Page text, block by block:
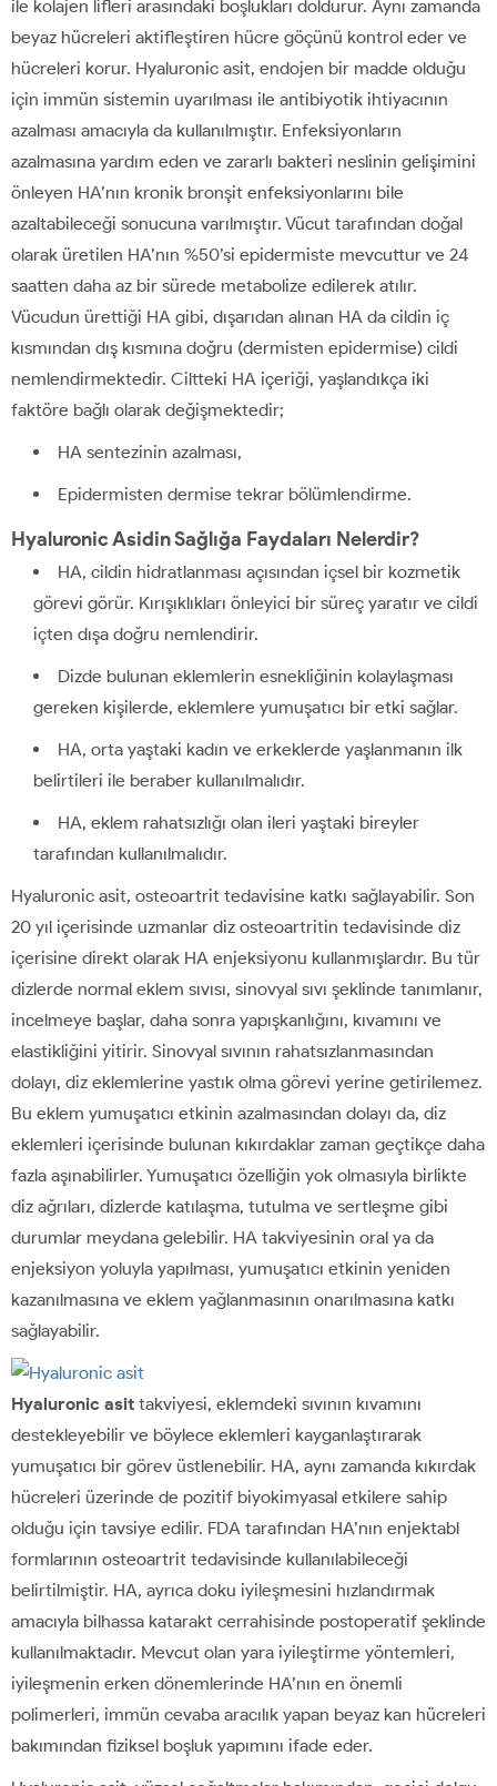
ile kolajen lifleri arasındaki boşlukları doldurur. Aynı zamanda
beyaz hücreleri aktifleştiren hücre göçünü kontrol eder ve
hücreleri korur. Hyaluronic asit, endojen bir madde olduğu
için immün sistemin uyarılması ile antibiyotik ihtiyacının
azalması amacıyla da kullanılmıştır. Enfeksiyonların
azalmasına yardım eden ve zararlı bakteri neslinin gelişimini
önleyen HA’nın kronik bronşit enfeksiyonlarını bile
azaltabileceği sonucuna varılmıştır. Vücut tarafından doğal
olarak üretilen HA’nın %50’si epidermiste mevcuttur ve 24
saatten daha az bir sürede metabolize edilerek atılır.
Vücudun ürettiği HA gibi, dışarıdan alınan HA da cildin iç
kısmından dış kısmına doğru (dermisten epidermise) cildi
nemlendirmektedir. Ciltteki HA içeriği, yaşlandıkça iki
faktöre bağlı olarak değişmektedir;
HA sentezinin azalması,
Epidermisten dermise tekrar bölümlendirme.
Hyaluronic Asidin Sağlığa Faydaları Nelerdir?
HA, cildin hidratlanması açısından içsel bir kozmetik
görevi görür. Kırışıklıkları önleyici bir süreç yaratır ve cildi
içten dışa doğru nemlendirir.
Dizde bulunan eklemlerin esnekliğinin kolaylaşması
gereken kişilerde, eklemlere yumuşatıcı bir etki sağlar.
HA, orta yaştaki kadın ve erkeklerde yaşlanmanın ilk
belirtileri ile beraber kullanılmalıdır.
HA, eklem rahatsızlığı olan ileri yaştaki bireyler
tarafından kullanılmalıdır.
Hyaluronic asit, osteoartrit tedavisine katkı sağlayabilir. Son
20 yıl içerisinde uzmanlar diz osteoartritin tedavisinde diz
içerisine direkt olarak HA enjeksiyonu kullanmışlardır. Bu tür
dizlerde normal eklem sıvısı, sinovyal sıvı şeklinde tanımlanır,
incelmeye başlar, daha sonra yapışkanlığını, kıvamını ve
elastikliğini yitirir. Sinovyal sıvının rahatsızlanmasından
dolayı, diz eklemlerine yastık olma görevi yerine getirilemez.
Bu eklem yumuşatıcı etkinin azalmasından dolayı da, diz
eklemleri içerisinde bulunan kıkırdaklar zaman geçtikçe daha
fazla aşınabilirler. Yumuşatıcı özelliğin yok olmasıyla birlikte
diz ağrıları, dizlerde katılaşma, tutulma ve sertleşme gibi
durumlar meydana gelebilir. HA takviyesinin oral ya da
enjeksiyon yoluyla yapılması, yumuşatıcı etkinin yeniden
kazanılmasına ve eklem yağlanmasının onarılmasına katkı
sağlayabilir.
Hyaluronic asit takviyesi, eklemdeki sıvının kıvamını
destekleyebilir ve böylece eklemleri kayganlaştırarak
yumuşatıcı bir görev üstlenebilir. HA, aynı zamanda kıkırdak
hücreleri üzerinde de pozitif biyokimyasal etkilere sahip
olduğu için tavsiye edilir. FDA tarafından HA’nın enjektabl
formlarının osteoartrit tedavisinde kullanılabileceği
belirtilmiştir. HA, ayrıca doku iyileşmesini hızlandırmak
amacıyla bilhassa katarakt cerrahisinde postoperatif şeklinde
kullanılmaktadır. Mevcut olan yara iyileştirme yöntemleri,
iyileşmenin erken dönemlerinde HA’nın en önemli
polimerleri, immün cevaba aracılık yapan beyaz kan hücreleri
bakımından fiziksel boşluk yapımını ifade eder.